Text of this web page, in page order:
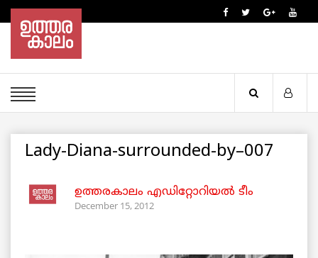
Lady-Diana-surrounded-by–007
ഉത്തരകാലം എഡിറ്റോറിയല്‍ ടീം
December 15, 2012